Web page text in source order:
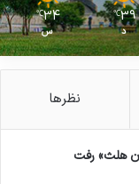
39
℃
د
34
℃
س
نظرها
هلث» رفت